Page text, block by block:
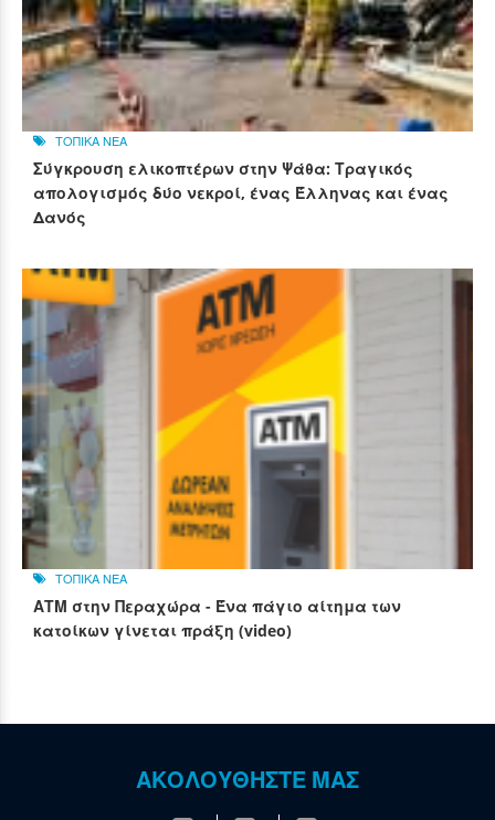
ΤΟΠΙΚΑ ΝΕΑ
Σύγκρουση ελικοπτέρων στην Ψάθα: Τραγικός
απολογισμός δύο νεκροί, ένας Έλληνας και ένας
Δανός
ΤΟΠΙΚΑ ΝΕΑ
ΑΤΜ στην Περαχώρα - Ένα πάγιο αίτημα των
κατοίκων γίνεται πράξη (video)
ΑΚΟΛΟΥΘΗΣΤΕ ΜΑΣ